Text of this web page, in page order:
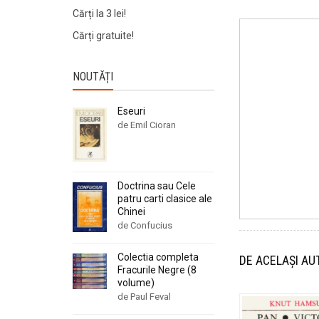
DE ACELAȘI
Cărți la 3 lei!
Cărți gratuite!
NOUTĂȚI
Eseuri
de Emil Cioran
Doctrina sau Cele
patru carti clasice ale
Chinei
de Confucius
Colectia completa
Fracurile Negre (8
volume)
de Paul Feval